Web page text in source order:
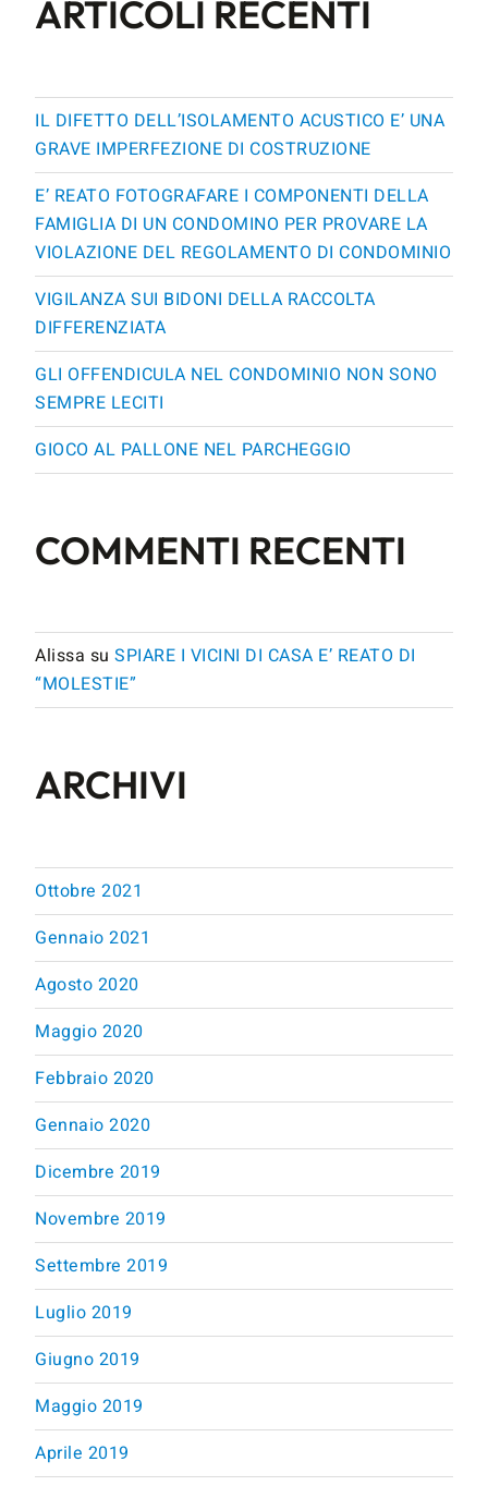
ARTICOLI RECENTI
IL DIFETTO DELL’ISOLAMENTO ACUSTICO E’ UNA
GRAVE IMPERFEZIONE DI COSTRUZIONE
E’ REATO FOTOGRAFARE I COMPONENTI DELLA
FAMIGLIA DI UN CONDOMINO PER PROVARE LA
VIOLAZIONE DEL REGOLAMENTO DI CONDOMINIO
VIGILANZA SUI BIDONI DELLA RACCOLTA
DIFFERENZIATA
GLI OFFENDICULA NEL CONDOMINIO NON SONO
SEMPRE LECITI
GIOCO AL PALLONE NEL PARCHEGGIO
COMMENTI RECENTI
Alissa su SPIARE I VICINI DI CASA E’ REATO DI
“MOLESTIE”
ARCHIVI
Ottobre 2021
Gennaio 2021
Agosto 2020
Maggio 2020
Febbraio 2020
Gennaio 2020
Dicembre 2019
Novembre 2019
Settembre 2019
Luglio 2019
Giugno 2019
Maggio 2019
Aprile 2019